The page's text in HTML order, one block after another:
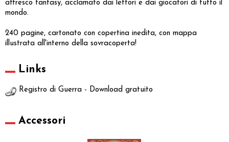
affresco fantasy, acclamato dai lettori e dai giocatori di tutto il
mondo.
240 pagine, cartonato con copertina inedita, con mappa
illustrata all'interno della sovracoperta!
Links
Registro di Guerra - Download gratuito
Accessori